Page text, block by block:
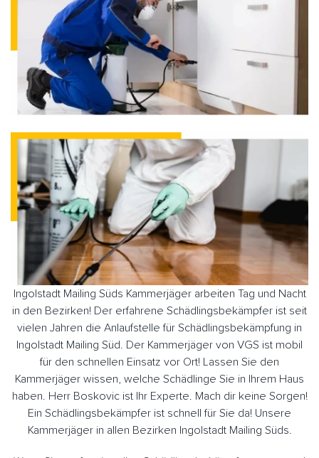
Ingolstadt Mailing Süds Kammerjäger arbeiten Tag und Nacht
in den Bezirken! Der erfahrene Schädlingsbekämpfer ist seit
vielen Jahren die Anlaufstelle für Schädlingsbekämpfung in
Ingolstadt Mailing Süd. Der Kammerjäger von VGS ist mobil
für den schnellen Einsatz vor Ort! Lassen Sie den
Kammerjäger wissen, welche Schädlinge Sie in Ihrem Haus
haben. Herr Boskovic ist Ihr Experte. Mach dir keine Sorgen!
Ein Schädlingsbekämpfer ist schnell für Sie da! Unsere
Kammerjäger in allen Bezirken Ingolstadt Mailing Süds.